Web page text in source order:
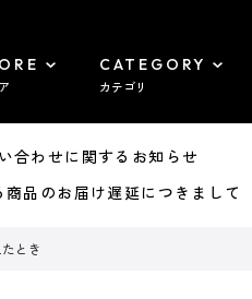
CATEGORY
カテゴリ
わせに関するお知らせ
品のお届け遅延につきまして
とき